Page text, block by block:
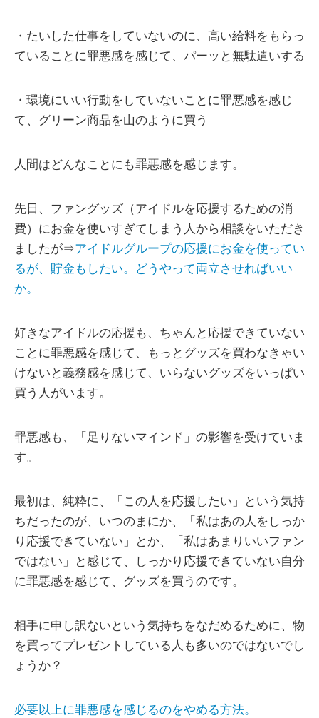
・たいした仕事をしていないのに、高い給料をもらっ
ていることに罪悪感を感じて、パーッと無駄遣いする
・環境にいい行動をしていないことに罪悪感を感じ
て、グリーン商品を山のように買う
人間はどんなことにも罪悪感を感じます。
先日、ファングッズ（アイドルを応援するための消
費）にお金を使いすぎてしまう人から相談をいただき
ましたが⇒アイドルグループの応援にお金を使ってい
るが、貯金もしたい。どうやって両立させればいい
か。
好きなアイドルの応援も、ちゃんと応援できていない
ことに罪悪感を感じて、もっとグッズを買わなきゃい
けないと義務感を感じて、いらないグッズをいっぱい
買う人がいます。
罪悪感も、「足りないマインド」の影響を受けていま
す。
最初は、純粋に、「この人を応援したい」という気持
ちだったのが、いつのまにか、「私はあの人をしっか
り応援できていない」とか、「私はあまりいいファン
ではない」と感じて、しっかり応援できていない自分
に罪悪感を感じて、グッズを買うのです。
相手に申し訳ないという気持ちをなだめるために、物
を買ってプレゼントしている人も多いのではないでし
ょうか？
必要以上に罪悪感を感じるのをやめる方法。